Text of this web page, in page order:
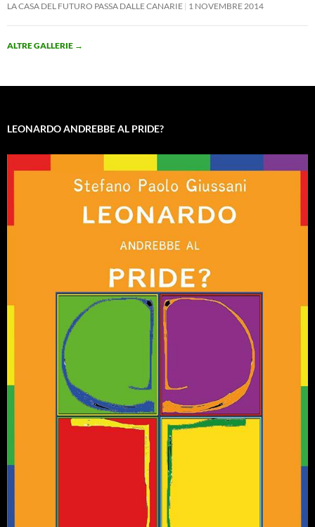
LA CASA DEL FUTURO PASSA DALLE CANARIE 1 NOVEMBRE 2014
ALTRE GALLERIE →
LEONARDO ANDREBBE AL PRIDE?